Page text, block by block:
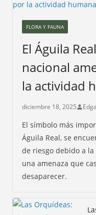
FLORA Y FAUNA
El Águila
nacional
la actividad
diciembre 18, 2025
El símbolo más
Águila Real, se
de riesgo debido a
una amenaza que
desaparecer.